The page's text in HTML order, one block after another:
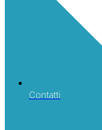
Contatti